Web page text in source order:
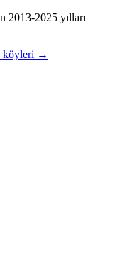
2013-2025 yılları
köyleri →